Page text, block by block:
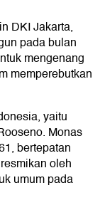
DKI Jakarta,
pada bulan
mengenang
memperebutkan
yaitu
Monas
bertepatan
oleh
umum pada